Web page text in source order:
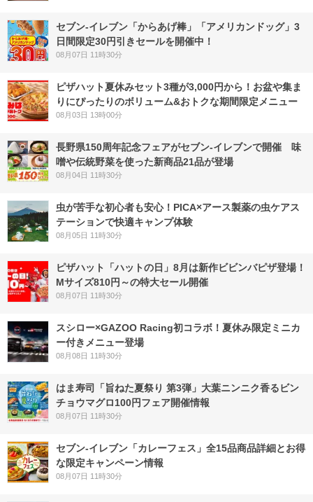
セブン‐イレブン「からあげ棒」「アメリカンドッグ」3
日間限定30円引きセールを開催中！
08月07日 11時30分
ピザハット夏休みセット3種が3,000円から！お盆や集ま
りにぴったりのボリューム&おトクな期間限定メニュー
08月03日 13時00分
長野県150周年記念フェアがセブン-イレブンで開催 味
噌や伝統野菜を使った新商品21品が登場
08月04日 11時30分
虫が苦手な初心者も安心！PICA×アース製薬の虫ケアス
テーションで快適キャンプ体験
08月05日 11時30分
ピザハット「ハットの日」8月は新作ビビンバピザ登場！
Mサイズ810円～の特大セール開催
08月07日 11時30分
スシロー×GAZOO Racing初コラボ！夏休み限定ミニカ
ー付きメニュー登場
08月08日 11時30分
はま寿司「旨ねた夏祭り 第3弾」大葉ニンニク香るビン
チョウマグロ100円フェア開催情報
08月07日 11時30分
セブン‐イレブン「カレーフェス」全15品商品詳細とお得
な限定キャンペーン情報
08月07日 11時30分